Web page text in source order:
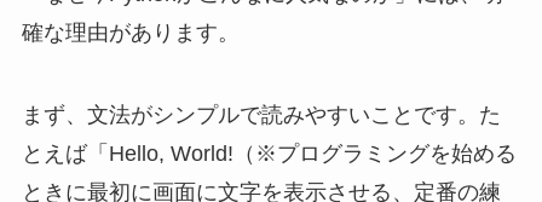
確な理由があります。
まず、文法がシンプルで読みやすいことです。た
とえば「Hello, World!（※プログラミングを始める
ときに最初に画面に文字を表示させる、定番の練